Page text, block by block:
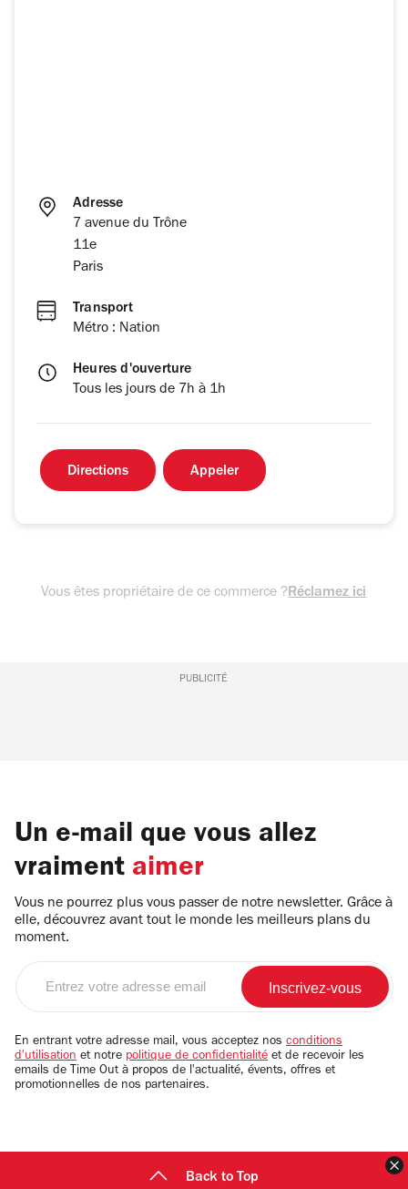
Adresse
7 avenue du Trône
11e
Paris
Transport
Métro : Nation
Heures d'ouverture
Tous les jours de 7h à 1h
Directions Appeler
Vous êtes propriétaire de ce commerce ?Réclamez ici
PUBLICITÉ
Un e-mail que vous allez
vraiment aimer
Vous ne pourrez plus vous passer de notre newsletter. Grâce à
elle, découvrez avant tout le monde les meilleurs plans du
moment.
Entrez
email
En entrant votre adresse mail, vous acceptez nos conditions
d'utilisation et notre politique de confidentialité et de recevoir les
emails de Time Out à propos de l'actualité, évents, offres et
promotionnelles de nos partenaires.
Back to Top